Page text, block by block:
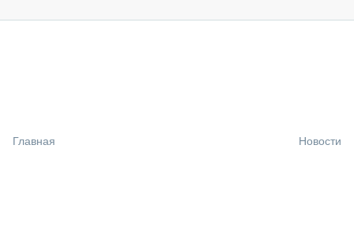
Главная Новости